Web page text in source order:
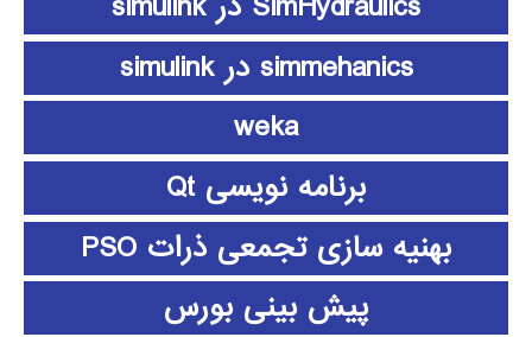
simmehanics در simulink
weka
برنامه نویسی Qt
بهنیه سازی تجمعی ذرات PSO
پیش بینی بورس